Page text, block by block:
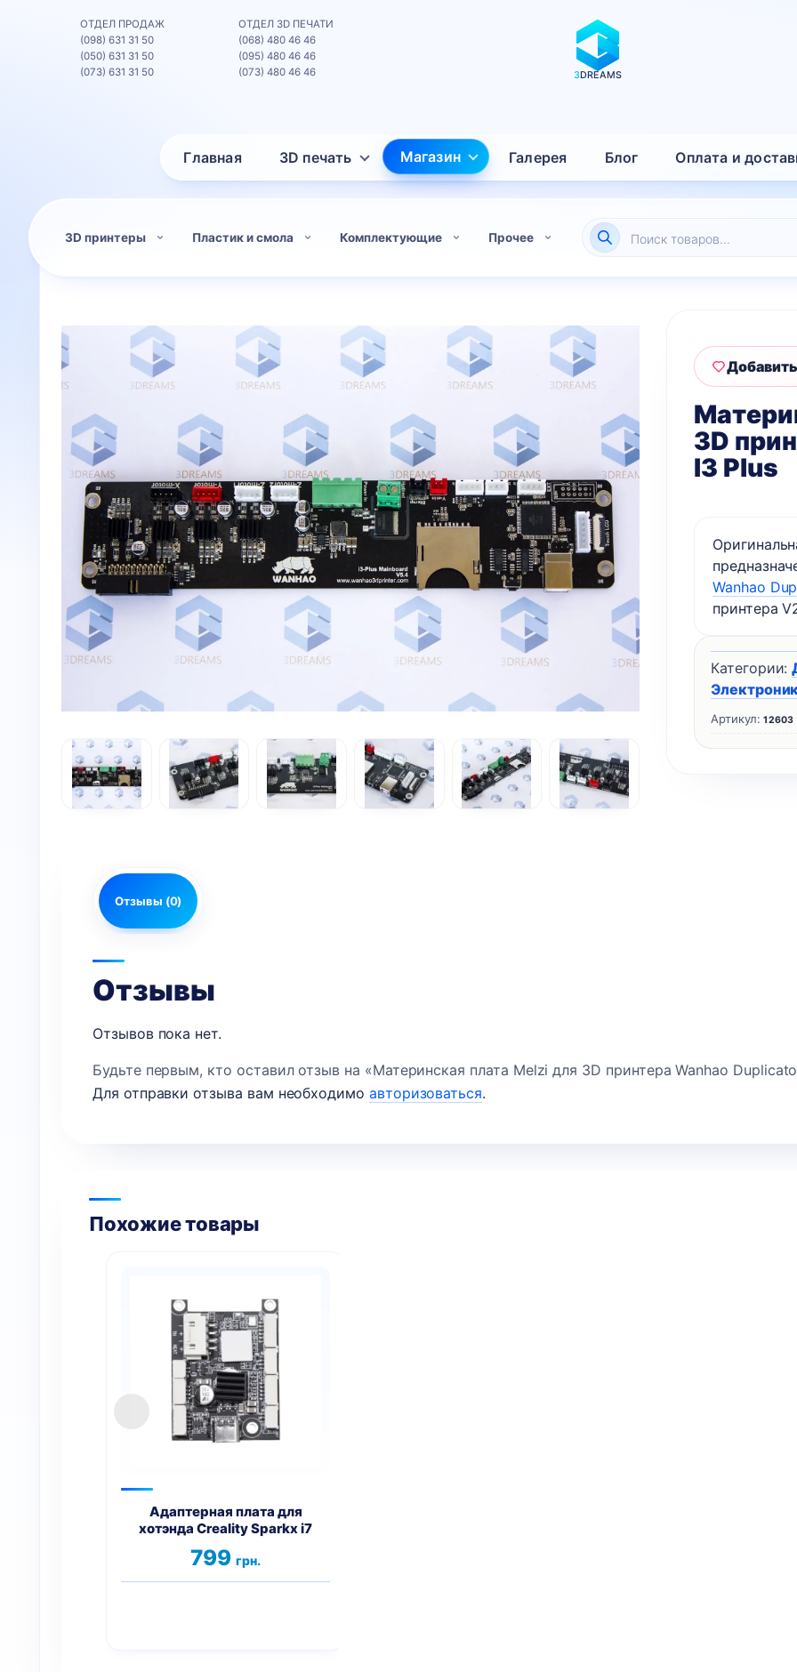
3DREAMS
Главная 3D печать Магазин Галерея Блог Оплата и
ОТДЕЛ ПРОДАЖ
(098) 631 31 50
(050) 631 31 50
(073) 631 31 50
ОТДЕЛ 3D ПЕЧАТИ
(068) 480 46 46
(095) 480 46 46
(073) 480 46 46
3D принтеры Пластик и смола Комплектующие Прочее Поиск
3D
I3 Plus
Wanhao
принтера
Артикул:12603
Категории:
Отзывы (0)
Отзывы
Отзывов пока нет.
Будьте первым, кто оставил отзыв на «Материнская плата Melzi для 3D принтера Wanhao
Для отправки отзыва вам необходимо авторизоваться.
Похожие товары
Адаптерная плата для
хотэнда Creality Sparkx i7
799грн.